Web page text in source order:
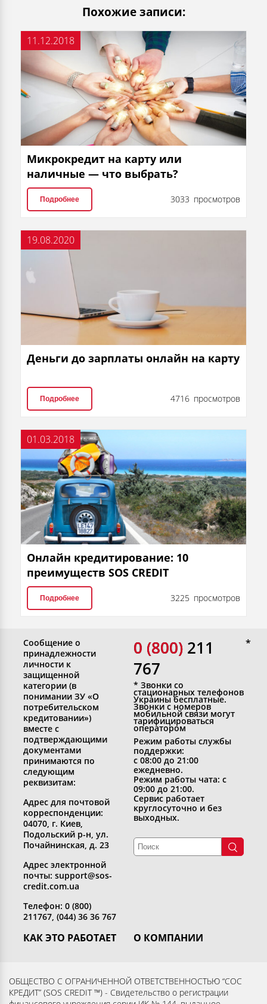
Похожие записи:
11.12.2018
Микрокредит на карту или
наличные — что выбрать?
Подробнее 3033 просмотров
19.08.2020
Деньги до зарплаты онлайн на карту
Подробнее 4716 просмотров
01.03.2018
Онлайн кредитирование: 10
преимуществ SOS CREDIT
Подробнее 3225 просмотров
КАК ЭТО РАБОТАЕТ
Вернуть кредит
Вопросы и ответы
О КОМПАНИИ
Раскрытие информации
Контакты
Сообщение о
принадлежности
личности к
защищенной
категории (в
понимании ЗУ «О
потребительском
кредитовании»)
вместе с
подтверждающими
документами
принимаются по
следующим
реквизитам:
Адрес для почтовой
корреспонденции:
04070, г. Киев,
Подольский р-н, ул.
Почайнинская, д. 23
Адрес электронной
почты: support@sos-
credit.com.ua
Телефон: 0 (800)
211767, (044) 36 36 767
0 (800)
0 (800) 211
767
* Звонки со
стационарных телефонов
Украины бесплатные.
Звонки с номеров
мобильной связи могут
тарифицироваться
оператором
Режим работы службы
поддержки:
с 08:00 до 21:00
ежедневно.
Режим работы чата: с
09:00 до 21:00.
Сервис работает
круглосуточно и без
выходных.
ОБЩЕСТВО С ОГРАНИЧЕННОЙ ОТВЕТСТВЕННОСТЬЮ “СОС
КРЕДИТ” (SOS CREDIT ™) - Свидетельство о регистрации